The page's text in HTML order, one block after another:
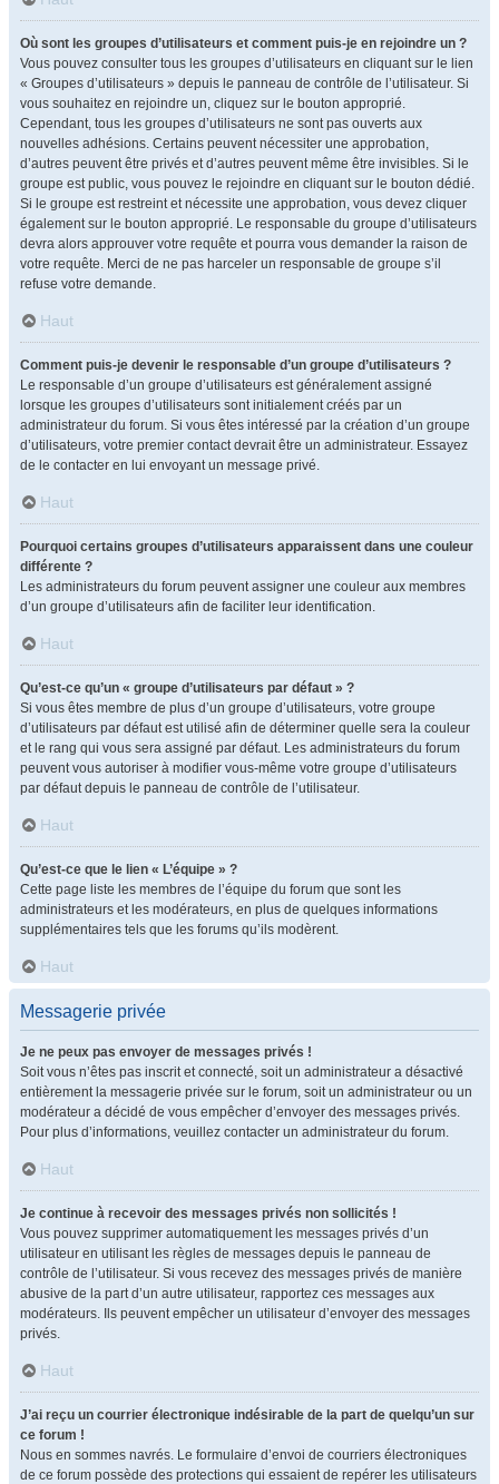
Où sont les groupes d’utilisateurs et comment puis-je en rejoindre un ?
Vous pouvez consulter tous les groupes d’utilisateurs en cliquant sur le lien
« Groupes d’utilisateurs » depuis le panneau de contrôle de l’utilisateur. Si
vous souhaitez en rejoindre un, cliquez sur le bouton approprié.
Cependant, tous les groupes d’utilisateurs ne sont pas ouverts aux
nouvelles adhésions. Certains peuvent nécessiter une approbation,
d’autres peuvent être privés et d’autres peuvent même être invisibles. Si le
groupe est public, vous pouvez le rejoindre en cliquant sur le bouton dédié.
Si le groupe est restreint et nécessite une approbation, vous devez cliquer
également sur le bouton approprié. Le responsable du groupe d’utilisateurs
devra alors approuver votre requête et pourra vous demander la raison de
votre requête. Merci de ne pas harceler un responsable de groupe s’il
refuse votre demande.
Haut
Comment puis-je devenir le responsable d’un groupe d’utilisateurs ?
Le responsable d’un groupe d’utilisateurs est généralement assigné
lorsque les groupes d’utilisateurs sont initialement créés par un
administrateur du forum. Si vous êtes intéressé par la création d’un groupe
d’utilisateurs, votre premier contact devrait être un administrateur. Essayez
de le contacter en lui envoyant un message privé.
Haut
Pourquoi certains groupes d’utilisateurs apparaissent dans une couleur
différente ?
Les administrateurs du forum peuvent assigner une couleur aux membres
d’un groupe d’utilisateurs afin de faciliter leur identification.
Haut
Qu’est-ce qu’un « groupe d’utilisateurs par défaut » ?
Si vous êtes membre de plus d’un groupe d’utilisateurs, votre groupe
d’utilisateurs par défaut est utilisé afin de déterminer quelle sera la couleur
et le rang qui vous sera assigné par défaut. Les administrateurs du forum
peuvent vous autoriser à modifier vous-même votre groupe d’utilisateurs
par défaut depuis le panneau de contrôle de l’utilisateur.
Haut
Qu’est-ce que le lien « L’équipe » ?
Cette page liste les membres de l’équipe du forum que sont les
administrateurs et les modérateurs, en plus de quelques informations
supplémentaires tels que les forums qu’ils modèrent.
Haut
Messagerie privée
Je ne peux pas envoyer de messages privés !
Soit vous n’êtes pas inscrit et connecté, soit un administrateur a désactivé
entièrement la messagerie privée sur le forum, soit un administrateur ou un
modérateur a décidé de vous empêcher d’envoyer des messages privés.
Pour plus d’informations, veuillez contacter un administrateur du forum.
Haut
Je continue à recevoir des messages privés non sollicités !
Vous pouvez supprimer automatiquement les messages privés d’un
utilisateur en utilisant les règles de messages depuis le panneau de
contrôle de l’utilisateur. Si vous recevez des messages privés de manière
abusive de la part d’un autre utilisateur, rapportez ces messages aux
modérateurs. Ils peuvent empêcher un utilisateur d’envoyer des messages
privés.
Haut
J’ai reçu un courrier électronique indésirable de la part de quelqu’un sur
ce forum !
Nous en sommes navrés. Le formulaire d’envoi de courriers électroniques
de ce forum possède des protections qui essaient de repérer les utilisateurs